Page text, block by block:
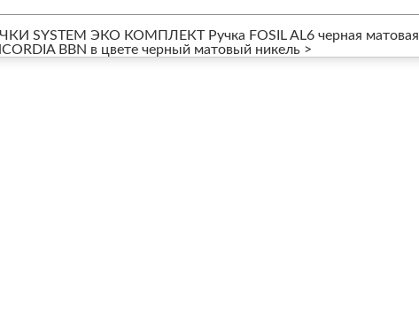
SYSTEM ЭКО КОМПЛЕКТ Ручка FOSIL AL6 черная матовая
BBN в цвете черный матовый никель >